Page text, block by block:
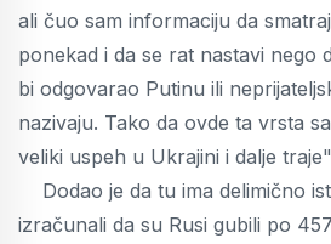
ali čuo sam informaciju da
ponekad i da se rat nastavi nego
bi odgovarao Putinu ili
nazivaju. Tako da ovde ta vrsta
veliki uspeh u Ukrajini i dalje
Dodao je da tu ima delimično
izračunali da su Rusi gubili po